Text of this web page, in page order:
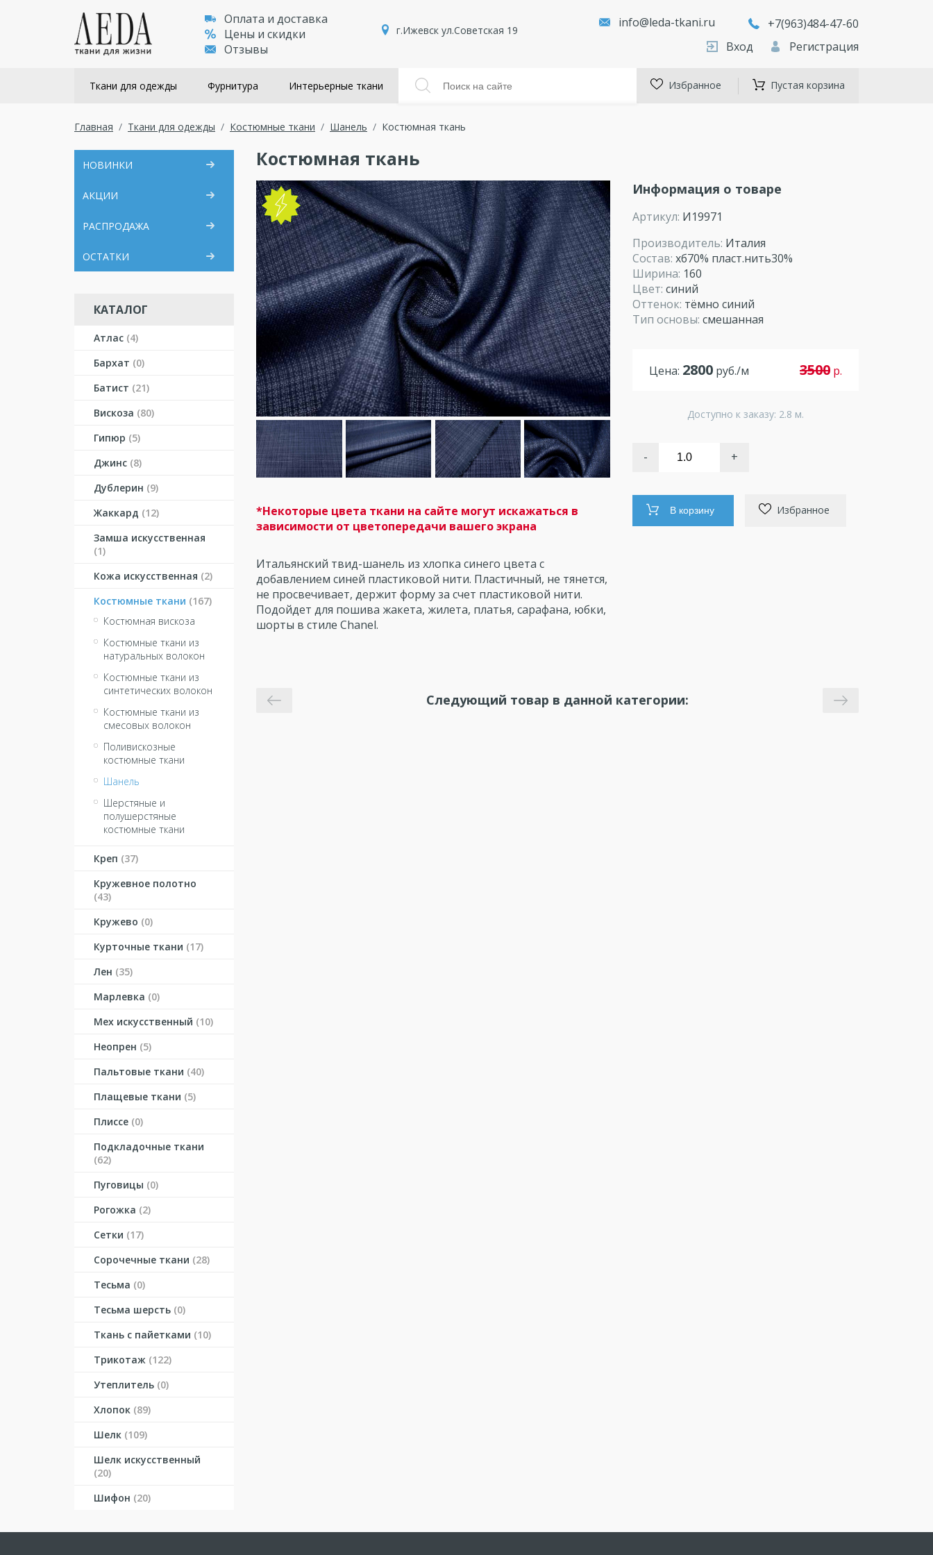
Оплата и доставка
Цены и скидки
Отзывы
г.Ижевск ул.Советская 19
info@leda-tkani.ru
+7(963)484-47-60
Вход
Регистрация
Ткани для одежды Фурнитура Интерьерные ткани Избранное Пустая корзина
Главная Ткани для одежды Костюмные ткани Шанель Костюмная ткань
НОВИНКИ
АКЦИИ
РАСПРОДАЖА
ОСТАТКИ
КАТАЛОГ
Атлас (4)
Бархат (0)
Батист (21)
Вискоза (80)
Гипюр (5)
Джинс (8)
Дублерин (9)
Жаккард (12)
Замша искусственная
(1)
Кожа искусственная (2)
Костюмные ткани (167)
Костюмная вискоза
Костюмные ткани из
натуральных волокон
Костюмные ткани из
синтетических волокон
Костюмные ткани из
смесовых волокон
Поливискозные
костюмные ткани
Шанель
Шерстяные и
полушерстяные
костюмные ткани
Креп (37)
Кружевное полотно
(43)
Кружево (0)
Курточные ткани (17)
Лен (35)
Марлевка (0)
Мех искусственный (10)
Неопрен (5)
Пальтовые ткани (40)
Плащевые ткани (5)
Плиссе (0)
Подкладочные ткани
(62)
Пуговицы (0)
Рогожка (2)
Сетки (17)
Сорочечные ткани (28)
Тесьма (0)
Тесьма шерсть (0)
Ткань с пайетками (10)
Трикотаж (122)
Утеплитель (0)
Хлопок (89)
Шелк (109)
Шелк искусственный
(20)
Шифон (20)
Костюмная ткань
NEW
*Некоторые цвета ткани на сайте могут искажаться в
зависимости от цветопередачи вашего экрана
Итальянский твид-шанель из хлопка синего цвета с
добавлением синей пластиковой нити. Пластичный, не тянется,
не просвечивает, держит форму за счет пластиковой нити.
Подойдет для пошива жакета, жилета, платья, сарафана, юбки,
шорты в стиле Chanel.
Информация о товаре
Артикул: И19971
Производитель: Италия
Состав:хб70% пласт.нить30%
Ширина: 160
Цвет:синий
Оттенок: тёмно синий
Тип основы:смешанная
Цена: 2800 руб./м 3500 р.
Доступно к заказу: 2.8 м.
- +
В корзину Избранное
Следующий товар в данной категории: